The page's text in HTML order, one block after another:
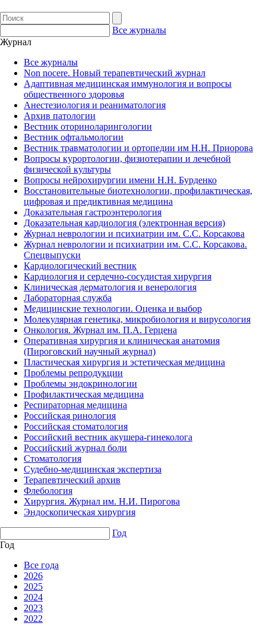
Все журналы
Журнал
Все журналы
Non nocere. Новый терапевтический журнал
Адаптивная медицинская иммунология и вопросы
общественного здоровья
Анестезиология и реаниматология
Архив патологии
Вестник оториноларингологии
Вестник офтальмологии
Вестник травматологии и ортопедии им Н.Н. Приорова
Вопросы курортологии, физиотерапии и лечебной
физической культуры
Вопросы нейрохирургии имени Н.Н. Бурденко
Восстановительные биотехнологии, профилактическая,
цифровая и предиктивная медицина
Доказательная гастроэнтерология
Доказательная кардиология (электронная версия)
Журнал неврологии и психиатрии им. С.С. Корсакова
Журнал неврологии и психиатрии им. С.С. Корсакова.
Спецвыпуски
Кардиологический вестник
Кардиология и сердечно-сосудистая хирургия
Клиническая дерматология и венерология
Лабораторная служба
Медицинские технологии. Оценка и выбор
Молекулярная генетика, микробиология и вирусология
Онкология. Журнал им. П.А. Герцена
Оперативная хирургия и клиническая анатомия
(Пироговский научный журнал)
Пластическая хирургия и эстетическая медицина
Проблемы репродукции
Проблемы эндокринологии
Профилактическая медицина
Респираторная медицина
Российская ринология
Российская стоматология
Российский вестник акушера-гинеколога
Российский журнал боли
Стоматология
Судебно-медицинская экспертиза
Терапевтический архив
Флебология
Хирургия. Журнал им. Н.И. Пирогова
Эндоскопическая хирургия
Год
Год
Все года
2026
2025
2024
2023
2022